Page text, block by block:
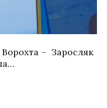
– Заросляк